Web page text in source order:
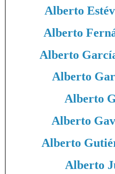
Alberto
Alberto
Alberto
Alberto
Alberto
Alberto
Alberto
Alberto